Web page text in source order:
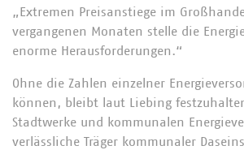
„Extremen Preisanstiege im
vergangenen Monaten stelle die
enorme Herausforderungen.“
Ohne die Zahlen einzelner
können, bleibt laut Liebing
Stadtwerke und kommunalen
verlässliche Träger kommunaler